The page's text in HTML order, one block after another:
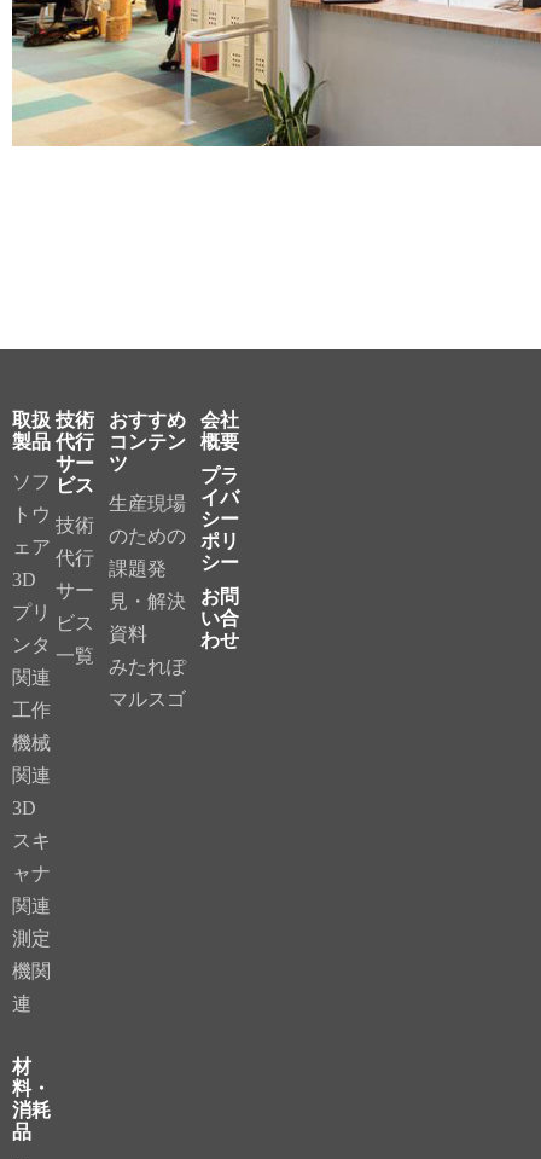
取扱
製品
ソフ
トウ
ェア
3D
プリ
ンタ
関連
工作
機械
関連
3D
スキ
ャナ
関連
測定
機関
連
材
料・
消耗
品
技術
代行
サー
ビス
技術
代行
サー
ビス
一覧
おすすめ
コンテン
ツ
生産現場
のための
課題発
見・解決
資料
みたれぽ
マルスゴ
会社
概要
プラ
イバ
シー
ポリ
シー
お問
い合
わせ